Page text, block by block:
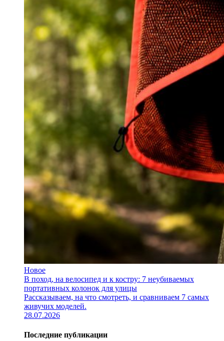
Новое
В поход, на велосипед и к костру: 7 неубиваемых
портативных колонок для улицы
Рассказываем, на что смотреть, и сравниваем 7 самых
живучих моделей.
28.07.2026
Последние публикации